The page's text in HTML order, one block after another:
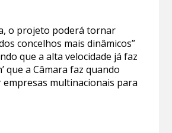
o projeto poderá tornar
concelhos mais dinâmicos”
que a alta velocidade já faz
que a Câmara faz quando
multinacionais para